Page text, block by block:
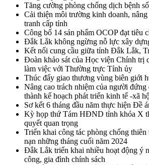
Tăng cường phòng chống dịch bệnh
Cải thiện môi trường kinh doanh, nâng
tranh cấp tỉnh
Công bố 14 sản phẩm OCOP đạt tiêu
Đắk Lắk không ngừng nỗ lực xây
Kết nối cung cầu giữa tỉnh Đắk Lắk,
Đoàn khảo sát của Học viện Chính trị
làm việc với Thường trực Tỉnh ủy
Thúc đẩy giao thương vùng biên giới
Nâng cao trách nhiệm của người đứng
thành kế hoạch phát triển kinh tế -xã
Sơ kết 6 tháng đầu năm thực hiện Đề
Kỳ họp thứ Tám HĐND tỉnh khóa X
quyết quan trọng
Triển khai công tác phòng chống
nạn những tháng cuối năm 2024
Đắk Lắk triển khai nhiều hoạt động ý
công, gia đình chính sách